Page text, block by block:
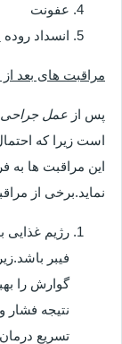
عفونت
انسداد روده
مراقبت های بعد
پس از عمل جراحی
است زیرا که
این مراقبت ها به
نماید.برخی از
رژیم غذایی
فیبر
گوارش را
نتیجه فشار
تسریع